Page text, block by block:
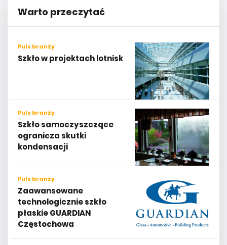
Warto przeczytać
Puls branży
Szkło w projektach lotnisk
Puls branży
Szkło samoczyszczące
ogranicza skutki
kondensacji
Puls branży
Zaawansowane
technologicznie szkło
płaskie GUARDIAN
Częstochowa